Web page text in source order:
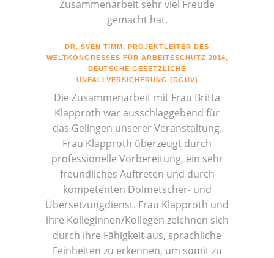
Zusammenarbeit sehr viel Freude
gemacht hat.
DR. SVEN TIMM, PROJEKTLEITER DES
WELTKONGRESSES FÜR ARBEITSSCHUTZ 2014,
DEUTSCHE GESETZLICHE
UNFALLVERSICHERUNG (DGUV)
Die Zusammenarbeit mit Frau Britta
Klapproth war ausschlaggebend für
das Gelingen unserer Veranstaltung.
Frau Klapproth überzeugt durch
professionelle Vorbereitung, ein sehr
freundliches Auftreten und durch
kompetenten Dolmetscher- und
Übersetzungdienst. Frau Klapproth und
ihre Kolleginnen/Kollegen zeichnen sich
durch ihre Fähigkeit aus, sprachliche
Feinheiten zu erkennen, um somit zu